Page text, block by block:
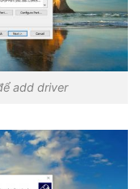
add driver